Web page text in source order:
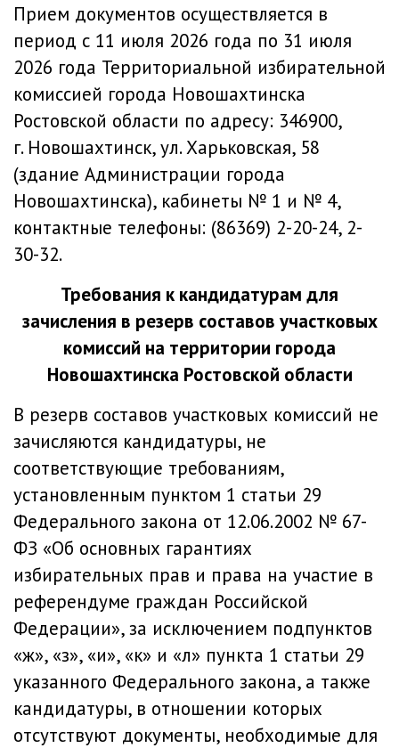
Прием документов осуществляется в
период с 11 июля 2026 года по 31 июля
2026 года Территориальной избирательной
комиссией города Новошахтинска
Ростовской области по адресу: 346900,
г. Новошахтинск, ул. Харьковская, 58
(здание Администрации города
Новошахтинска), кабинеты № 1 и № 4,
контактные телефоны: (86369) 2-20-24, 2-
30-32.
Требования к кандидатурам для
зачисления в резерв составов участковых
комиссий на территории города
Новошахтинска Ростовской области
В резерв составов участковых комиссий не
зачисляются кандидатуры, не
соответствующие требованиям,
установленным пунктом 1 статьи 29
Федерального закона от 12.06.2002 № 67-
ФЗ «Об основных гарантиях
избирательных прав и права на участие в
референдуме граждан Российской
Федерации», за исключением подпунктов
«ж», «з», «и», «к» и «л» пункта 1 статьи 29
указанного Федерального закона, а также
кандидатуры, в отношении которых
отсутствуют документы, необходимые для